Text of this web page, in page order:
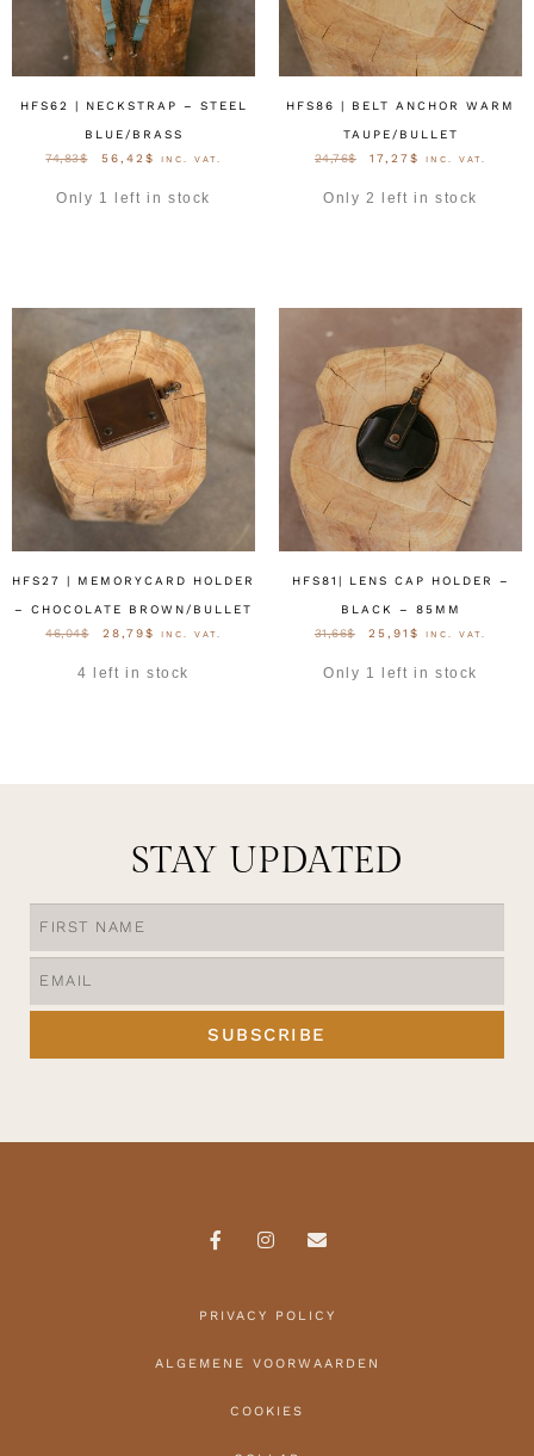
HFS62 | NECKSTRAP – STEEL
BLUE/BRASS
74,83$ 56,42 $ INC. VAT.
Only 1 left in stock
HFS86 | BELT ANCHOR WARM
TAUPE/BULLET
24,76$ 17,27$ INC. VAT.
Only 2 left in stock
HFS27 | MEMORYCARD HOLDER
– CHOCOLATE BROWN/BULLET
46,04$ 28,79$ INC. VAT.
4 left in stock
HFS81| LENS CAP HOLDER –
BLACK – 85MM
31,66$ 25,91$ INC. VAT.
Only 1 left in stock
STAY UPDATED
SUBSCRIBE
PRIVACY POLICY
ALGEMENE VOORWAARDEN
COOKIES